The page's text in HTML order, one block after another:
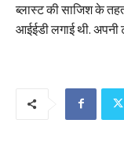
ब्लास्ट की साजिश के
आईईडी लगाई थी.